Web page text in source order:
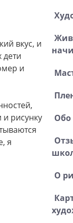
вкус, и
дети
и
и рисунку
я
О